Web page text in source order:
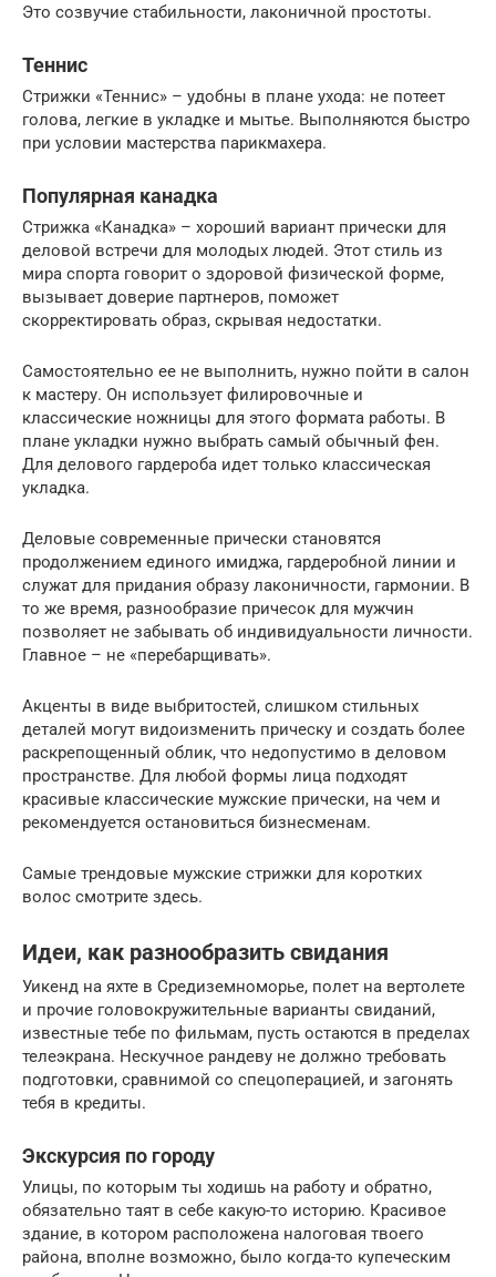
Это созвучие стабильности, лаконичной простоты.
Теннис
Стрижки «Теннис» – удобны в плане ухода: не потеет
голова, легкие в укладке и мытье. Выполняются быстро
при условии мастерства парикмахера.
Популярная канадка
Стрижка «Канадка» – хороший вариант прически для
деловой встречи для молодых людей. Этот стиль из
мира спорта говорит о здоровой физической форме,
вызывает доверие партнеров, поможет
скорректировать образ, скрывая недостатки.
Самостоятельно ее не выполнить, нужно пойти в салон
к мастеру. Он использует филировочные и
классические ножницы для этого формата работы. В
плане укладки нужно выбрать самый обычный фен.
Для делового гардероба идет только классическая
укладка.
Деловые современные прически становятся
продолжением единого имиджа, гардеробной линии и
служат для придания образу лаконичности, гармонии. В
то же время, разнообразие причесок для мужчин
позволяет не забывать об индивидуальности личности.
Главное – не «перебарщивать».
Акценты в виде выбритостей, слишком стильных
деталей могут видоизменить прическу и создать более
раскрепощенный облик, что недопустимо в деловом
пространстве. Для любой формы лица подходят
красивые классические мужские прически, на чем и
рекомендуется остановиться бизнесменам.
Самые трендовые мужские стрижки для коротких
волос смотрите здесь.
Идеи, как разнообразить свидания
Уикенд на яхте в Средиземноморье, полет на вертолете
и прочие головокружительные варианты свиданий,
известные тебе по фильмам, пусть остаются в пределах
телеэкрана. Нескучное рандеву не должно требовать
подготовки, сравнимой со спецоперацией, и загонять
тебя в кредиты.
Экскурсия по городу
Улицы, по которым ты ходишь на работу и обратно,
обязательно таят в себе какую-то историю. Красивое
здание, в котором расположена налоговая твоего
района, вполне возможно, было когда-то купеческим